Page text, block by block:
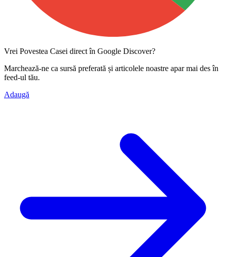
Vrei Povestea Casei direct în Google Discover?
Marchează-ne ca sursă preferată și articolele noastre apar mai des în
feed-ul tău.
Adaugă